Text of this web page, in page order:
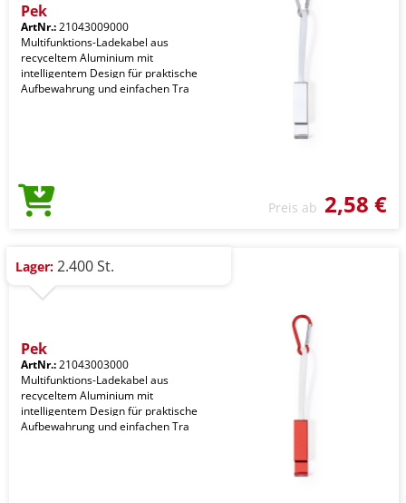
Pek
ArtNr.:21043009000
Multifunktions-Ladekabel aus
recyceltem Aluminium mit
intelligentem Design für praktische
Aufbewahrung und einfachen Tra
Preis ab 2,58 €
Lager: 2.400 St.
Pek
ArtNr.:21043003000
Multifunktions-Ladekabel aus
recyceltem Aluminium mit
intelligentem Design für praktische
Aufbewahrung und einfachen Tra